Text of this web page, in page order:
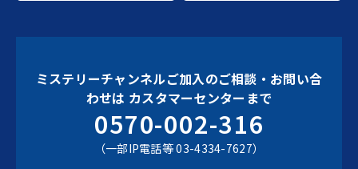
ミステリーチャンネルご加入のご相談・お問い合
わせは カスタマーセンターまで
0570-002-316
（一部IP電話等 03-4334-7627）